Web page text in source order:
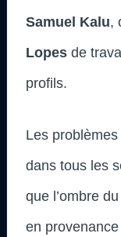
Samuel Kalu,
Lopes de
profils.
Les
dans tous les
que l’ombre
en